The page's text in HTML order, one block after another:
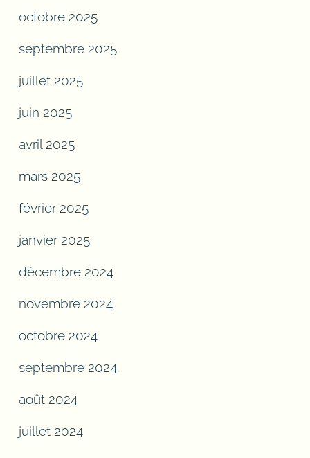
octobre 2025
septembre 2025
juillet 2025
juin 2025
avril 2025
mars 2025
février 2025
janvier 2025
décembre 2024
novembre 2024
octobre 2024
septembre 2024
août 2024
juillet 2024